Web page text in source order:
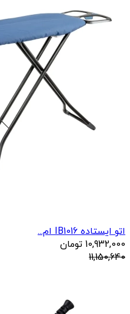
اتو ایستاده IB1016 ام...
10,932,000 تومان
11,150,640